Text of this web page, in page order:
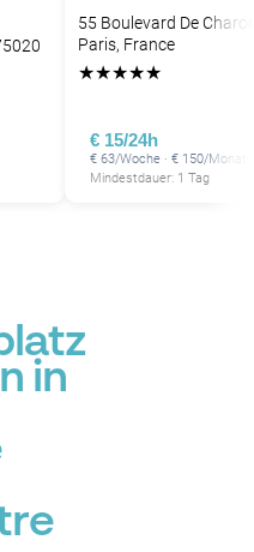
55 Boulevard De
Paris, France
★★★★★
€ 15/24h
€ 63/Woche · € 150/Monat
Mindestdauer: 1 Tag
in